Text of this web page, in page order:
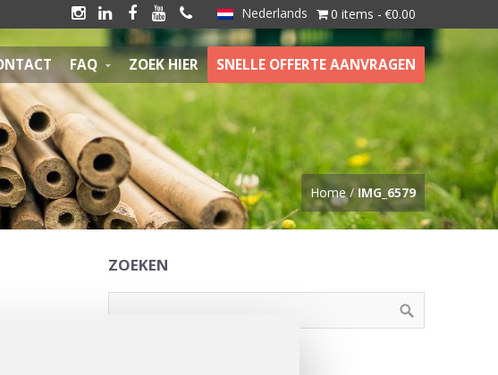
0 items €0.00
Nederlands
    
FAQ ZOEK HIER SNELLE OFFERTE AANVRAGEN
Home/ IMG_6579
ZOEKEN